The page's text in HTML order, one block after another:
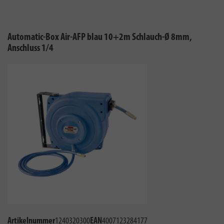
Automatic-Box Air-AFP blau 10+2m Schlauch-Ø 8mm,
Anschluss 1/4
Artikelnummer1240320300EAN4007123284177